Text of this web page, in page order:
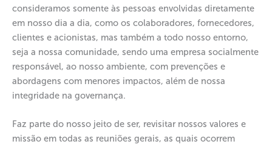
consideramos somente às pessoas envolvidas diretamente
em nosso dia a dia, como os colaboradores, fornecedores,
clientes e acionistas, mas também a todo nosso entorno,
seja a nossa comunidade, sendo uma empresa socialmente
responsável, ao nosso ambiente, com prevenções e
abordagens com menores impactos, além de nossa
integridade na governança.
Faz parte do nosso jeito de ser, revisitar nossos valores e
missão em todas as reuniões gerais, as quais ocorrem